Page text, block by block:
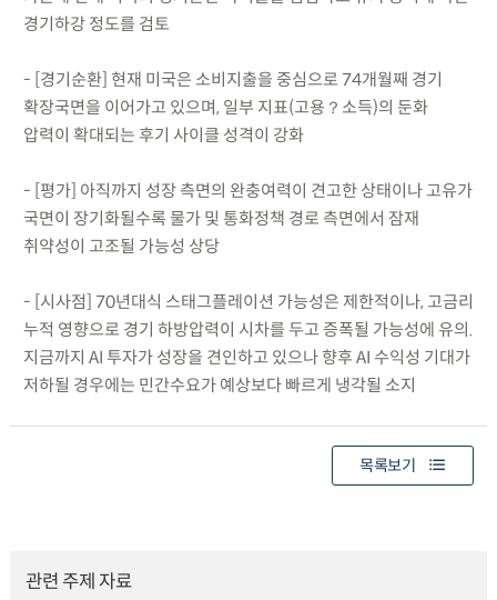
경기하강 정도를 검토
- [경기순환] 현재 미국은 소비지출을 중심으로 74개월째 경기
확장국면을 이어가고 있으며, 일부 지표(고용？소득)의 둔화
압력이 확대되는 후기 사이클 성격이 강화
- [평가] 아직까지 성장 측면의 완충여력이 견고한 상태이나 고유가
국면이 장기화될수록 물가 및 통화정책 경로 측면에서 잠재
취약성이 고조될 가능성 상당
- [시사점] 70년대식 스태그플레이션 가능성은 제한적이나, 고금리
누적 영향으로 경기 하방압력이 시차를 두고 증폭될 가능성에 유의.
지금까지 AI 투자가 성장을 견인하고 있으나 향후 AI 수익성 기대가
저하될 경우에는 민간수요가 예상보다 빠르게 냉각될 소지
목록보기
관련 주제 자료